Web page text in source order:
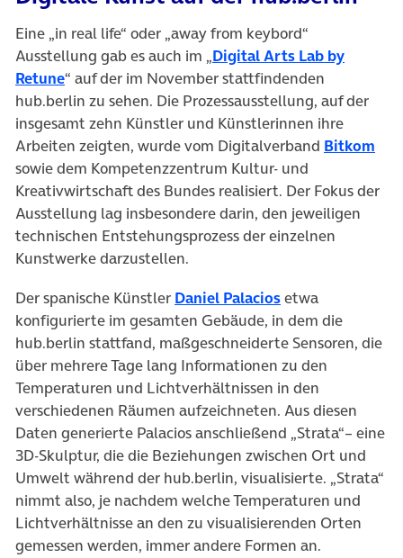
Eine „in real life“ oder „away from keybord“
Ausstellung gab es auch im „Digital Arts Lab by
Retune(öffnet in neuem Tab)
“ auf der im November stattfindenden
hub.berlin zu sehen. Die Prozessausstellung, auf der
insgesamt zehn Künstler und Künstlerinnen ihre
Arbeiten zeigten, wurde vom Digitalverband Bitkom
sowie dem Kompetenzzentrum Kultur- und
Kreativwirtschaft des Bundes realisiert. Der Fokus der
Ausstellung lag insbesondere darin, den jeweiligen
technischen Entstehungsprozess der einzelnen
Kunstwerke darzustellen.
Der spanische Künstler Daniel Palacios(öffnet in neuem
etwa
konfigurierte im gesamten Gebäude, in dem die
hub.berlin stattfand, maßgeschneiderte Sensoren, die
über mehrere Tage lang Informationen zu den
Temperaturen und Lichtverhältnissen in den
verschiedenen Räumen aufzeichneten. Aus diesen
Daten generierte Palacios anschließend „Strata“– eine
3D-Skulptur, die die Beziehungen zwischen Ort und
Umwelt während der hub.berlin, visualisierte. „Strata“
nimmt also, je nachdem welche Temperaturen und
Lichtverhältnisse an den zu visualisierenden Orten
gemessen werden, immer andere Formen an.